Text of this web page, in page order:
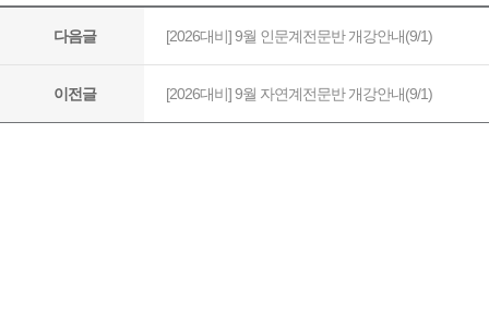
다음글 [2026대비] 9월 인문계전문반 개강안내(9/1)
이전글 [2026대비] 9월 자연계전문반 개강안내(9/1)